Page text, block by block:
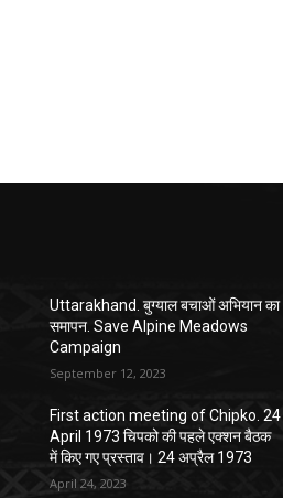
Uttarakhand. बुग्याल बचाओं अभियान का
समापन. Save Alpine Meadows
Campaign
September 12, 2023
First action meeting of Chipko. 24
April 1973 चिपको की पहले एक्शन बैठक
में किए गए प्रस्ताव। 24 अप्रैल 1973
April 24, 2023